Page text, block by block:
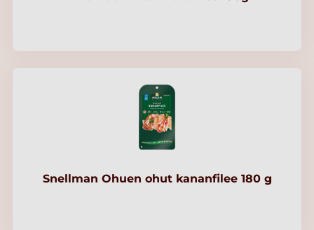
Snellman Ohuen ohut kananfilee 180 g